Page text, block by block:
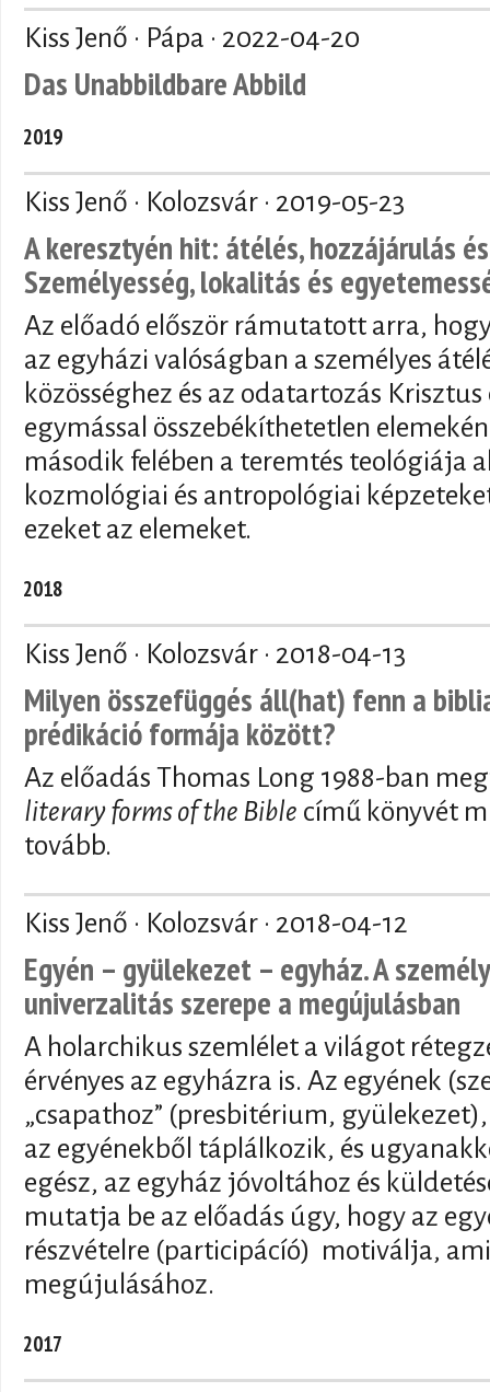
Kiss Jenő · Pápa · 2022-04-20
Das Unabbildbare Abbild
2019
Kiss Jenő · Kolozsvár · 2019-05-23
A keresztyén hit: átélés, hozzájárulás
Személyesség, lokalitás és
Az előadó először rámutatott arra,
az egyházi valóságban a személyes
közösséghez és az odatartozás
egymással összebékíthetetlen
második felében a teremtés teológiája
kozmológiai és antropológiai
ezeket az elemeket.
2018
Kiss Jenő · Kolozsvár · 2018-04-13
Milyen összefüggés áll(hat) fenn a
prédikáció formája között?
Az előadás Thomas Long 1988-ban
literary forms of the Bible című könyvét
tovább.
Kiss Jenő · Kolozsvár · 2018-04-12
Egyén – gyülekezet – egyház. A
univerzalitás szerepe a megújulásban
A holarchikus szemlélet a világot
érvényes az egyházra is. Az egyének
„csapathoz” (presbitérium,
az egyénekből táplálkozik, és
egész, az egyház jóvoltához és
mutatja be az előadás úgy, hogy az
részvételre (participácíó) motiválja,
megújulásához.
2017